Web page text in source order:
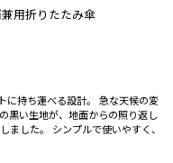
用折りたたみ傘
に持ち運べる設計。 急な天候の変
黒い生地が、地面からの照り返し
ました。 シンプルで使いやすく、